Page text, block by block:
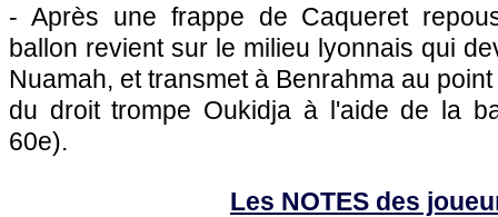
- Après une frappe de Caqueret
ballon revient sur le milieu lyonnais qui
Nuamah, et transmet à Benrahma au
du droit trompe Oukidja à l'aide de la
60e).
Les NOTES des